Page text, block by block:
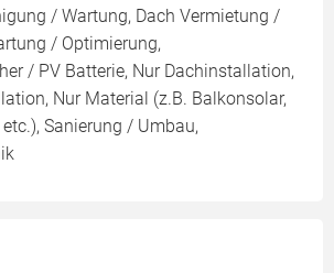
/ Wartung, Dach Vermietung /
/ Optimierung,
/ PV Batterie, Nur Dachinstallation,
Nur Material (z.B. Balkonsolar,
Sanierung / Umbau,